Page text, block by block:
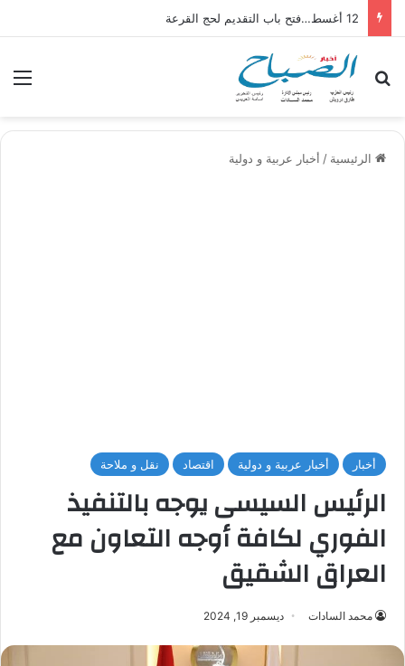
12 أغسط…فتح باب التقديم لحج القرعة
بحث عن
الرئيسية / أخبار عربية و دولية
أخبار أخبار عربية و دولية اقتصاد نقل و ملاحة
الرئيس السيسى يوجه بالتنفيذ
الفوري لكافة أوجه التعاون مع
العراق الشقيق
محمد السادات ديسمبر 19, 2024